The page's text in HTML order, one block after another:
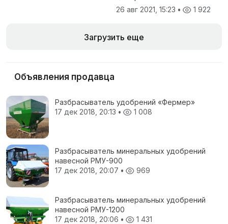
26 авг 2021, 15:23 • 1 922
Загрузить еще
Объявления продавца
Разбрасыватель удобрений «Фермер»
17 дек 2018, 20:13 • 1 008
Разбрасыватель минеральных удобрений
навесной РМУ-900
17 дек 2018, 20:07 • 969
Разбрасыватель минеральных удобрений
навесной РМУ-1200
17 дек 2018, 20:06 • 1 431